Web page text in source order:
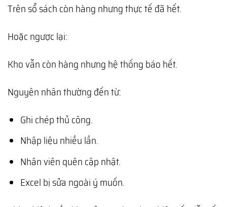
Trên sổ sách còn hàng nhưng thực tế đã hết.
Hoặc ngược lại:
Kho vẫn còn hàng nhưng hệ thống báo hết.
Nguyên nhân thường đến từ:
Ghi chép thủ công.
Nhập liệu nhiều lần.
Nhân viên quên cập nhật.
Excel bị sửa ngoài ý muốn.